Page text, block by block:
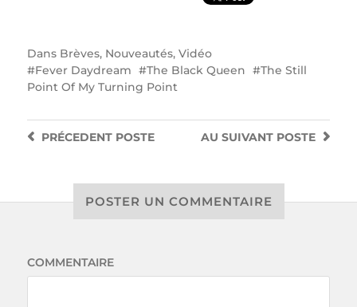
Dans Brèves, Nouveautés, Vidéo
Fever Daydream
The Black Queen
The Still
Point Of My Turning Point
AU SUIVANT POSTE
PRÉCEDENTPOSTE
POSTER UN COMMENTAIRE
COMMENTAIRE